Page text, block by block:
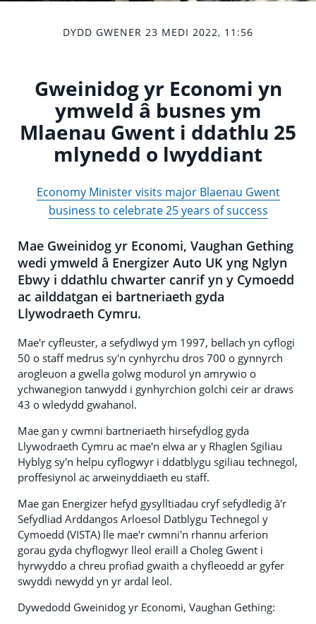
DYDD GWENER 23 MEDI 2022, 11:56
Gweinidog yr Economi yn
ymweld â busnes ym
Mlaenau Gwent i ddathlu 25
mlynedd o lwyddiant
Economy Minister visits major Blaenau Gwent
business to celebrate 25 years of success
Mae Gweinidog yr Economi, Vaughan Gething
wedi ymweld â Energizer Auto UK yng Nglyn
Ebwy i ddathlu chwarter canrif yn y Cymoedd
ac ailddatgan ei bartneriaeth gyda
Llywodraeth Cymru.
Mae'r cyfleuster, a sefydlwyd ym 1997, bellach yn cyflogi
50 o staff medrus sy'n cynhyrchu dros 700 o gynnyrch
arogleuon a gwella golwg modurol yn amrywio o
ychwanegion tanwydd i gynhyrchion golchi ceir ar draws
43 o wledydd gwahanol.
Mae gan y cwmni bartneriaeth hirsefydlog gyda
Llywodraeth Cymru ac mae'n elwa ar y Rhaglen Sgiliau
Hyblyg sy'n helpu cyflogwyr i ddatblygu sgiliau technegol,
proffesiynol ac arweinyddiaeth eu staff.
Mae gan Energizer hefyd gysylltiadau cryf sefydledig â'r
Sefydliad Arddangos Arloesol Datblygu Technegol y
Cymoedd (VISTA) lle mae'r cwmni'n rhannu arferion
gorau gyda chyflogwyr lleol eraill a Choleg Gwent i
hyrwyddo a chreu profiad gwaith a chyfleoedd ar gyfer
swyddi newydd yn yr ardal leol.
Dywedodd Gweinidog yr Economi, Vaughan Gething: